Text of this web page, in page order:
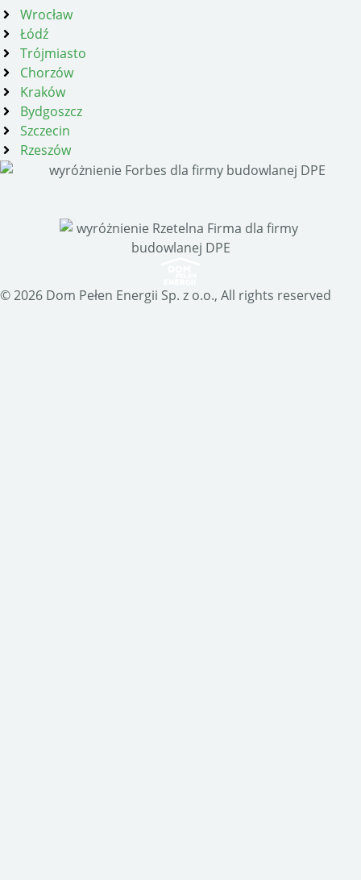
Wrocław
Łódź
Trójmiasto
Chorzów
Kraków
Bydgoszcz
Szczecin
Rzeszów
© 2026 Dom Pełen Energii Sp. z o.o., All rights reserved